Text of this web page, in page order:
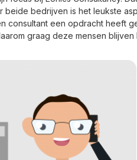
beide bedrijven is het leukste
consultant een opdracht heeft
graag deze mensen